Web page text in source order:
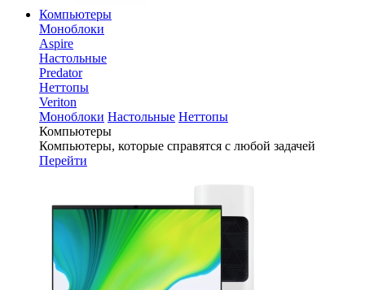
Компьютеры
Моноблоки
Aspire
Настольные
Predator
Неттопы
Veriton
Моноблоки Настольные Неттопы
Компьютеры
Компьютеры, которые справятся с любой задачей
Перейти